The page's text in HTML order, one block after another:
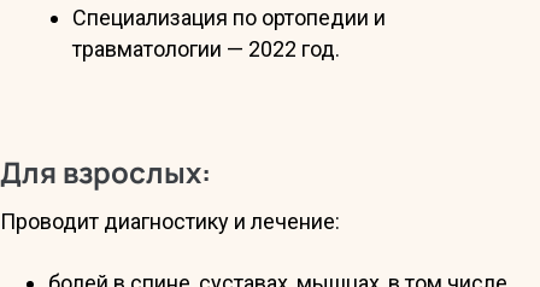
Специализация по ортопедии и
травматологии — 2022 год.
Для взрослых:
Проводит диагностику и лечение: